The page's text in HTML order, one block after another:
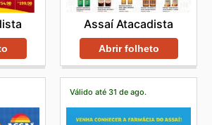
Assaí Atacadista
Abrir folheto
Válido até 31 de ago.